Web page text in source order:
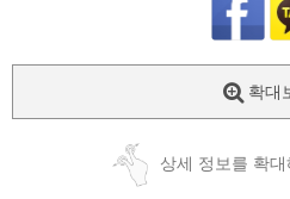
확대
상세 정보를 확